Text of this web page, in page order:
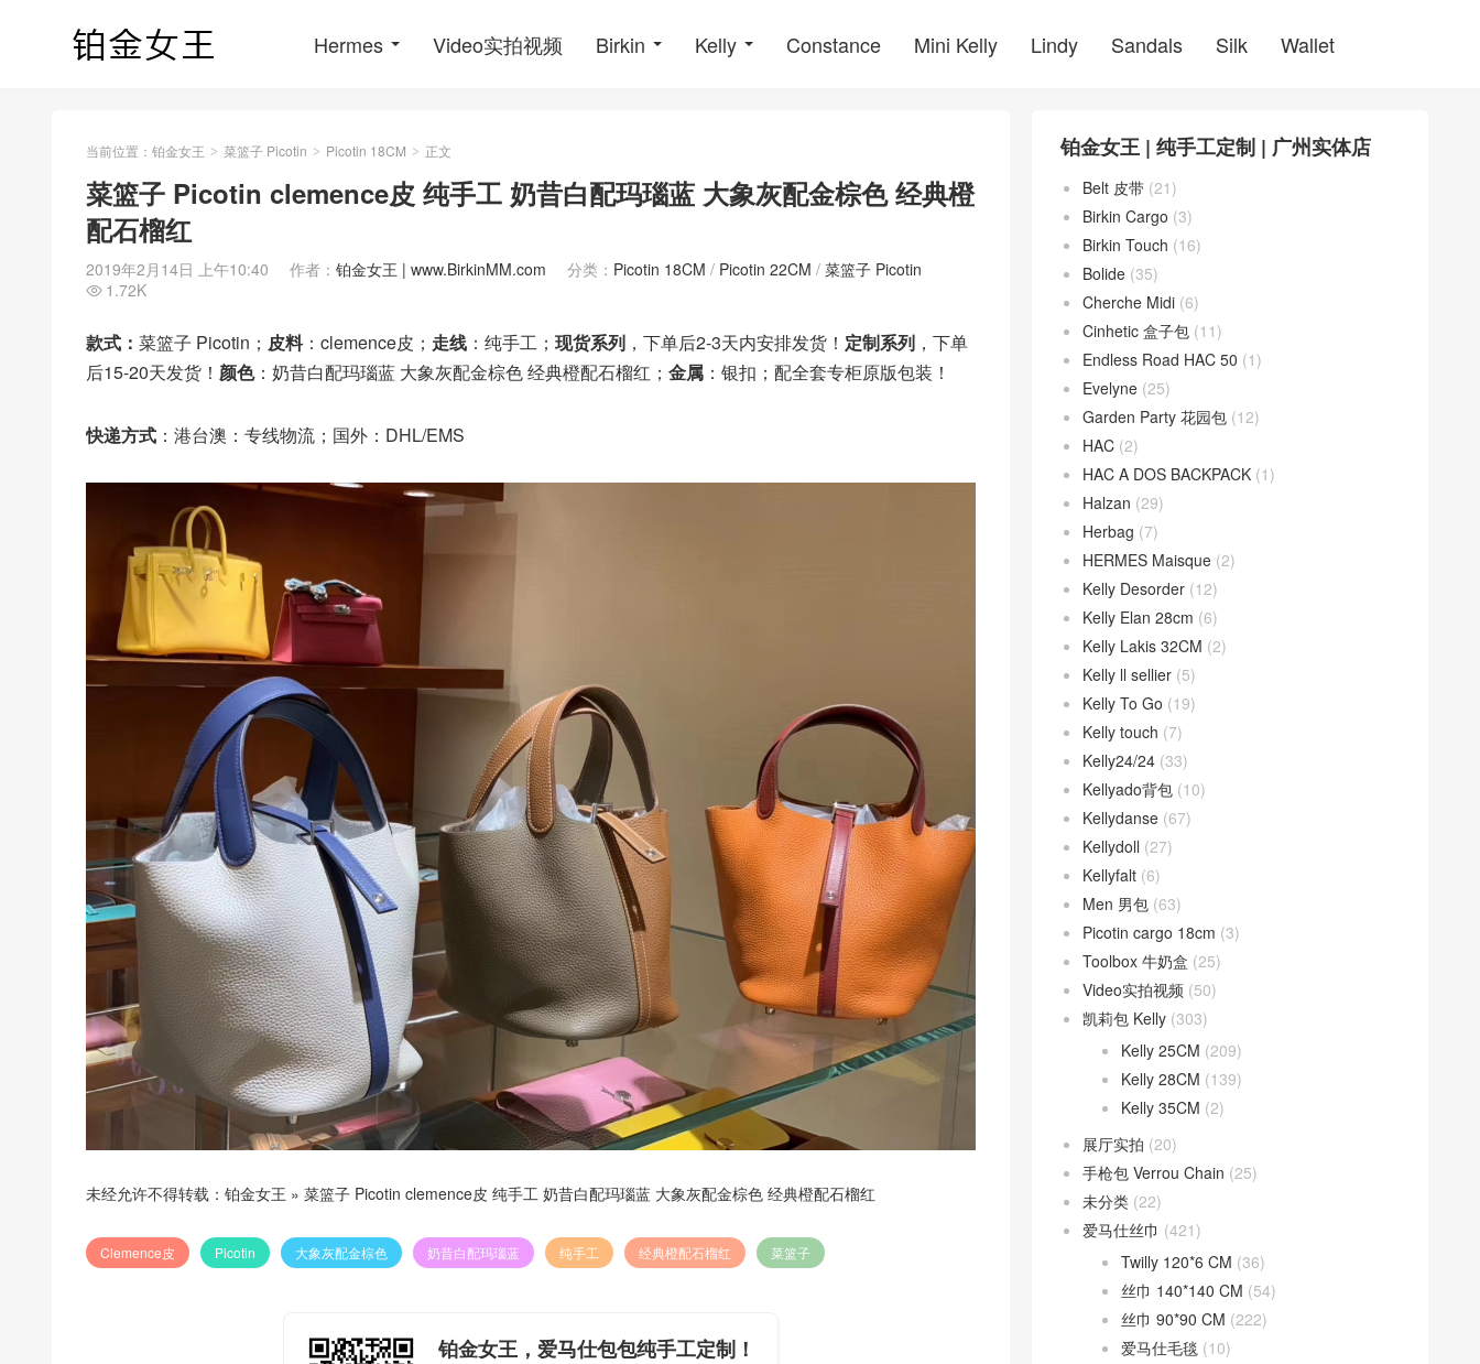
Hermes Video实拍视频 Birkin Kelly Constance Mini Kelly Lindy Sandals Silk Wallet
当前位置： 铂金女王 > 菜篮子 Picotin > Picotin 18CM > 正文
菜篮子 Picotin clemence皮 纯手工 奶昔白配玛瑙蓝 大象灰配金棕色 经典橙
配石榴红
2019年2月14日 上午10:40 作者： 铂金女王 | www.BirkinMM.com 分类： Picotin 18CM / Picotin 22CM / 菜篮子 Picotin
 1.72K
款式： 菜篮子 Picotin； 皮料：clemence皮； 走线 ：纯手工； 现货系列 ，下单后2-3天内安排发货！ 定制系列 ，下单
后15-20天发货！ 颜色：奶昔白配玛瑙蓝 大象灰配金棕色 经典橙配石榴红； 金属 ：银扣；配全套专柜原版包装！
快递方式 ：港台澳：专线物流；国外：DHL/EMS
未经允许不得转载： 铂金女王 » 菜篮子 Picotin clemence皮 纯手工 奶昔白配玛瑙蓝 大象灰配金棕色 经典橙配石榴红
Clemence皮 Picotin 大象灰配金棕色 奶昔白配玛瑙蓝 纯手工 经典橙配石榴红 菜篮子
铂金女王，爱马仕包包纯手工定制！
铂金女王 | 纯手工定制 | 广州实体店
Belt 皮带 (21)
Birkin Cargo (3)
Birkin Touch (16)
Bolide (35)
Cherche Midi (6)
Cinhetic 盒子包 (11)
Endless Road HAC 50 (1)
Evelyne (25)
Garden Party 花园包 (12)
HAC (2)
HAC A DOS BACKPACK (1)
Halzan (29)
Herbag (7)
HERMES Maisque (2)
Kelly Desorder (12)
Kelly Elan 28cm (6)
Kelly Lakis 32CM (2)
Kelly ll sellier (5)
Kelly To Go (19)
Kelly touch (7)
Kelly24/24 (33)
Kellyado背包 (10)
Kellydanse (67)
Kellydoll (27)
Kellyfalt (6)
Men 男包 (63)
Picotin cargo 18cm (3)
Toolbox 牛奶盒 (25)
Video实拍视频 (50)
凯莉包 Kelly (303)
Kelly 25CM (209)
Kelly 28CM (139)
Kelly 35CM (2)
展厅实拍 (20)
手枪包 Verrou Chain (25)
未分类 (22)
爱马仕丝巾 (421)
Twilly 120*6 CM (36)
丝巾 140*140 CM (54)
丝巾 90*90 CM (222)
爱马仕毛毯 (10)